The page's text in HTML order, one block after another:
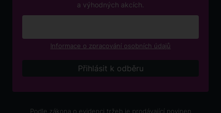
a výhodných akcích.
Informace o zpracování osobních údajů
Podle zákona o evidenci tržeb je prodávající povinen